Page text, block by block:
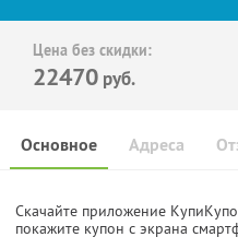
Цена без скидки:
22470 руб.
Основное Адреса
Скачайте приложение
покажите купон с экрана